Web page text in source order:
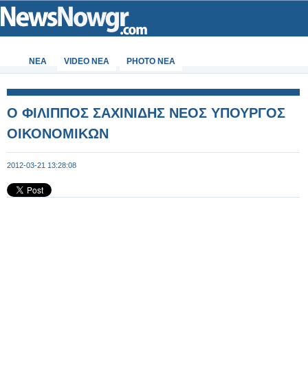
ΝΕΑ VIDEO NEA PHOTO NEA
Ο ΦΙΛΙΠΠΟΣ ΣΑΧΙΝΙΔΗΣ ΝΕΟΣ ΥΠΟΥΡΓΟΣ
ΟΙΚΟΝΟΜΙΚΩΝ
2012-03-21 13:28:08